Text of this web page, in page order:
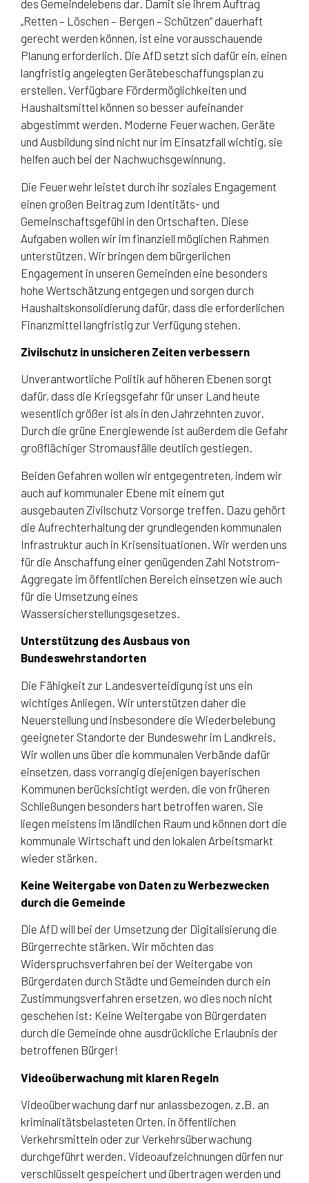
des Gemeindelebens dar. Damit sie ihrem Auftrag
„Retten – Löschen – Bergen – Schützen“ dauerhaft
gerecht werden können, ist eine vorausschauende
Planung erforderlich. Die AfD setzt sich dafür ein, einen
langfristig angelegten Gerätebeschaffungsplan zu
erstellen. Verfügbare Fördermöglichkeiten und
Haushaltsmittel können so besser aufeinander
abgestimmt werden. Moderne Feuerwachen, Geräte
und Ausbildung sind nicht nur im Einsatzfall wichtig, sie
helfen auch bei der Nachwuchsgewinnung.
Die Feuerwehr leistet durch ihr soziales Engagement
einen großen Beitrag zum Identitäts- und
Gemeinschaftsgefühl in den Ortschaften. Diese
Aufgaben wollen wir im finanziell möglichen Rahmen
unterstützen. Wir bringen dem bürgerlichen
Engagement in unseren Gemeinden eine besonders
hohe Wertschätzung entgegen und sorgen durch
Haushaltskonsolidierung dafür, dass die erforderlichen
Finanzmittel langfristig zur Verfügung stehen.
Zivilschutz in unsicheren Zeiten verbessern
Unverantwortliche Politik auf höheren Ebenen sorgt
dafür, dass die Kriegsgefahr für unser Land heute
wesentlich größer ist als in den Jahrzehnten zuvor.
Durch die grüne Energiewende ist außerdem die Gefahr
großflächiger Stromausfälle deutlich gestiegen.
Beiden Gefahren wollen wir entgegentreten, indem wir
auch auf kommunaler Ebene mit einem gut
ausgebauten Zivilschutz Vorsorge treffen. Dazu gehört
die Aufrechterhaltung der grundlegenden kommunalen
Infrastruktur auch in Krisensituationen. Wir werden uns
für die Anschaffung einer genügenden Zahl Notstrom-
Aggregate im öffentlichen Bereich einsetzen wie auch
für die Umsetzung eines
Wassersicherstellungsgesetzes.
Unterstützung des Ausbaus von
Bundeswehrstandorten
Die Fähigkeit zur Landesverteidigung ist uns ein
wichtiges Anliegen. Wir unterstützen daher die
Neuerstellung und insbesondere die Wiederbelebung
geeigneter Standorte der Bundeswehr im Landkreis.
Wir wollen uns über die kommunalen Verbände dafür
einsetzen, dass vorrangig diejenigen bayerischen
Kommunen berücksichtigt werden, die von früheren
Schließungen besonders hart betroffen waren. Sie
liegen meistens im ländlichen Raum und können dort die
kommunale Wirtschaft und den lokalen Arbeitsmarkt
wieder stärken.
Keine Weitergabe von Daten zu Werbezwecken
durch die Gemeinde
Die AfD will bei der Umsetzung der Digitalisierung die
Bürgerrechte stärken. Wir möchten das
Widerspruchsverfahren bei der Weitergabe von
Bürgerdaten durch Städte und Gemeinden durch ein
Zustimmungsverfahren ersetzen, wo dies noch nicht
geschehen ist: Keine Weitergabe von Bürgerdaten
durch die Gemeinde ohne ausdrückliche Erlaubnis der
betroffenen Bürger!
Videoüberwachung mit klaren Regeln
Videoüberwachung darf nur anlassbezogen, z.B. an
kriminalitätsbelasteten Orten, in öffentlichen
Verkehrsmitteln oder zur Verkehrsüberwachung
durchgeführt werden. Videoaufzeichnungen dürfen nur
verschlüsselt gespeichert und übertragen werden und